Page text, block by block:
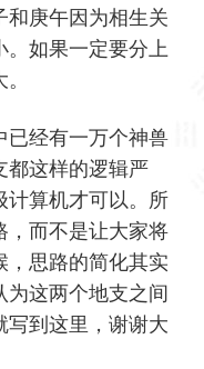
和庚午因为相生关
。如果一定要分上
已经有一万个神兽
都这样的逻辑严
计算机才可以。所
，而不是让大家将
，思路的简化其实
这两个地支之间
写到这里，谢谢大